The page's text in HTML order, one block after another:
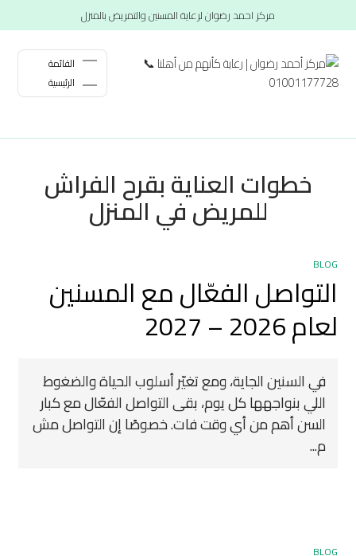
مركز احمد رضوان لرعاية المسنين والتمريض بالمنزل
القائمة
الرئيسية
خطوات العناية بقرح الفراش
للمريض في المنزل
BLOG
التواصل الفعّال مع المسنين
لعام 2026 – 2027
في السنين الجاية، ومع تغيّر أسلوب الحياة والضغوط
اللي بنواجهها كل يوم، بقى التواصل الفعّال مع كبار
السن أهم من أي وقت فات. خصوصًا إن التواصل مش
م...
BLOG